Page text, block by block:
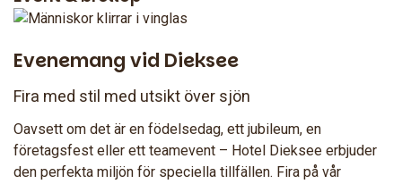
Evenemang vid Dieksee
Fira med stil med utsikt över sjön
Oavsett om det är en födelsedag, ett jubileum, en
företagsfest eller ett teamevent – Hotel Dieksee erbjuder
den perfekta miljön för speciella tillfällen. Fira på vår